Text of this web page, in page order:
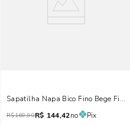
Sapatilha Napa Bico Fino Bege Fivela
R$169,90R$ 144,42no Pix